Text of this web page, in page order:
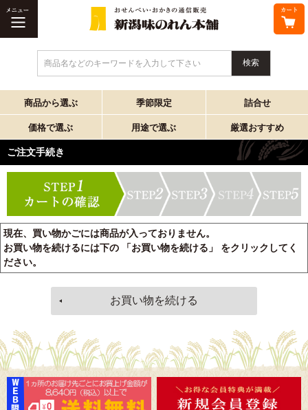
商品名などのキーワードを入力して下さい
商品から選ぶ 季節限定 詰合せ
価格で選ぶ 用途で選ぶ 厳選おすすめ
ご注文手続き
現在、買い物かごには商品が入っておりません。
お買い物を続けるには下の 「お買い物を続ける」 をクリックしてく
ださい。